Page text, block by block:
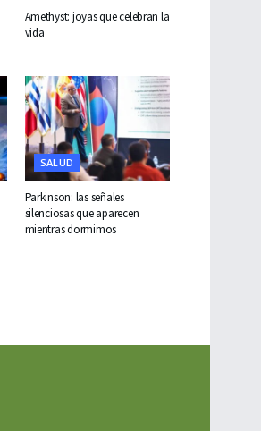
Amethyst: joyas que celebran la
vida
SALUD
Parkinson: las señales
silenciosas que aparecen
mientras dormimos